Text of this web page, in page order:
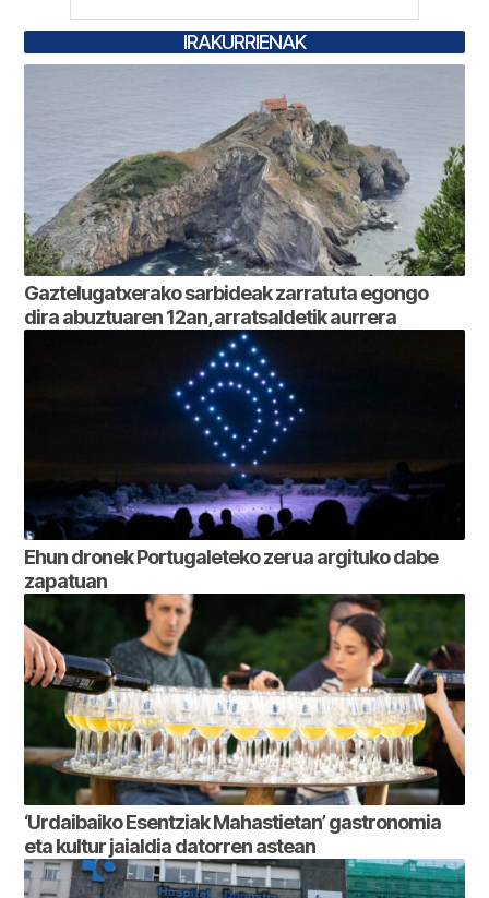
IRAKURRIENAK
Gaztelugatxerako sarbideak zarratuta egongo
dira abuztuaren 12an, arratsaldetik aurrera
Ehun dronek Portugaleteko zerua argituko dabe
zapatuan
‘Urdaibaiko Esentziak Mahastietan’ gastronomia
eta kultur jaialdia datorren astean